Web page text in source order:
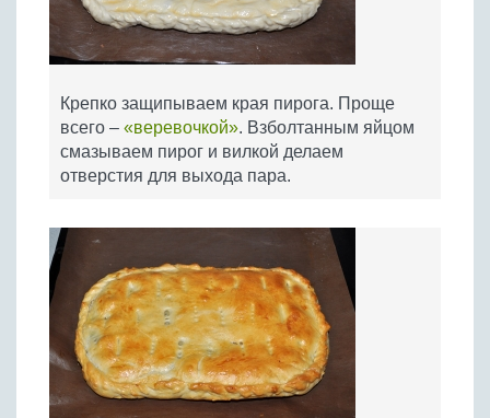
Крепко защипываем края пирога. Проще
всего – «веревочкой». Взболтанным яйцом
смазываем пирог и вилкой делаем
отверстия для выхода пара.